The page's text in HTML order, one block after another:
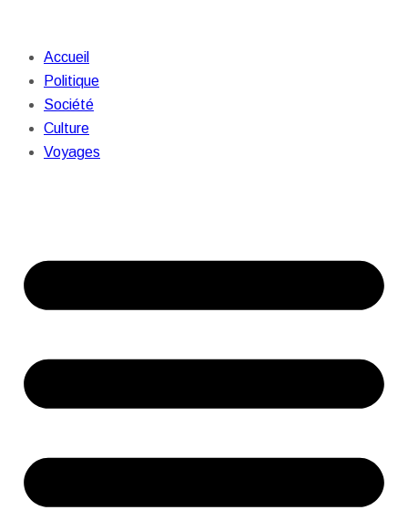
Accueil
Politique
Société
Culture
Voyages